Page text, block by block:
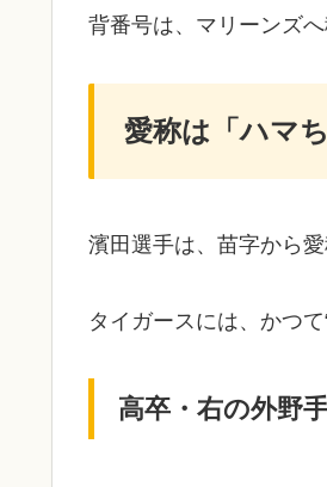
背番号は、マリーンズ
愛称は「ハマ
濱田選手は、苗字から
タイガースには、かつ
高卒・右の外野